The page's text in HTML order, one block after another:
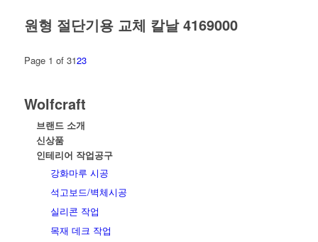
원형 절단기용 교체 칼날 4169000
Page 1 of 3123
Wolfcraft
브랜드 소개
신상품
인테리어 작업공구
강화마루 시공
석고보드/벽체시공
실리콘 작업
목재 데크 작업